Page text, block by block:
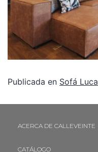
Publicada en Sofá Luca
ACERCA DE CALLEVEINTE
CATÁLOGO